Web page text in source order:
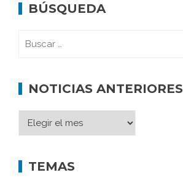
BÚSQUEDA
NOTICIAS ANTERIORES
TEMAS